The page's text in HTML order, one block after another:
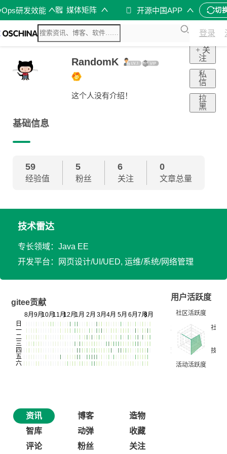
研发效能 媒体矩阵 开源中国APP 切
登录
RandomK
这个人没有介绍！
+ 关
注
私
信
拉
黑
基础信息
59
经验值
5
粉丝
6
关注
0
文章总量
技术雷达
专长领域：Java EE
开发平台：网页设计/UI/UED, 运维/系统/网络管理
gitee贡献
用户活跃度
资讯 博客
造物
智库
动弹
收藏
评论
粉丝 关注